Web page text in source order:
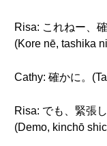
Risa: これねー、
(Kore nē, tashika
Cathy: 確かに。
Risa: でも、緊張
(Demo, kinchō